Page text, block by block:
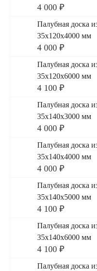
4 000 ₽
Палубная доска
35x120x4000 мм
4 000 ₽
Палубная доска
35x120x6000 мм
4 100 ₽
Палубная доска
35x140x3000 мм
4 000 ₽
Палубная доска
35x140x4000 мм
4 000 ₽
Палубная доска
35x140x5000 мм
4 100 ₽
Палубная доска
35x140x6000 мм
4 100 ₽
Палубная доска